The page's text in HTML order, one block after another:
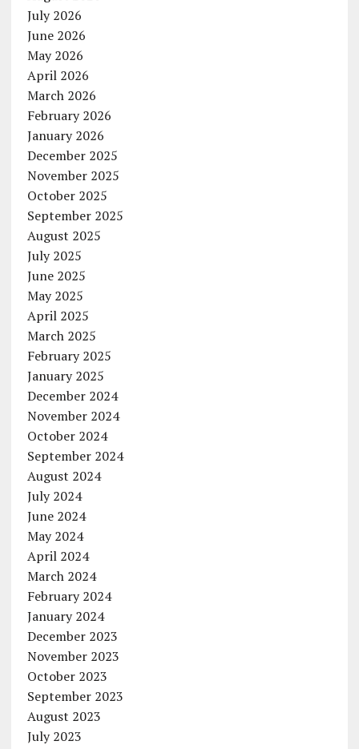
July 2026
June 2026
May 2026
April 2026
March 2026
February 2026
January 2026
December 2025
November 2025
October 2025
September 2025
August 2025
July 2025
June 2025
May 2025
April 2025
March 2025
February 2025
January 2025
December 2024
November 2024
October 2024
September 2024
August 2024
July 2024
June 2024
May 2024
April 2024
March 2024
February 2024
January 2024
December 2023
November 2023
October 2023
September 2023
August 2023
July 2023